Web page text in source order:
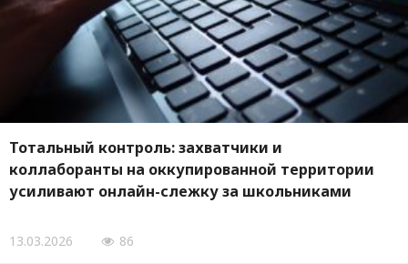
Тотальный контроль: захватчики и
коллаборанты на оккупированной территории
усиливают онлайн-слежку за школьниками
13.03.2026 86